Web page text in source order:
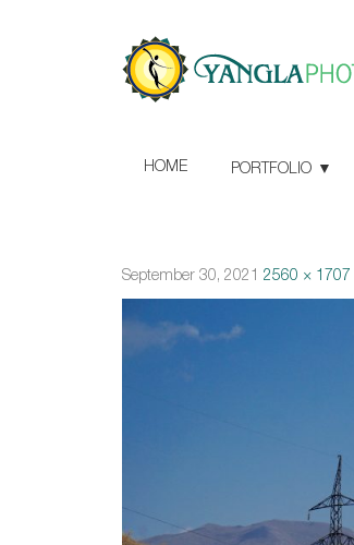
HOME PORTFOLIO
September 30, 2021 2560 × 1707